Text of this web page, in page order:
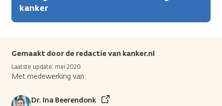
kanker
Gemaakt door de redactie van kanker.nl
Laatste update: mei 2020
Met medewerking van:
Dr. Ina Beerendonk